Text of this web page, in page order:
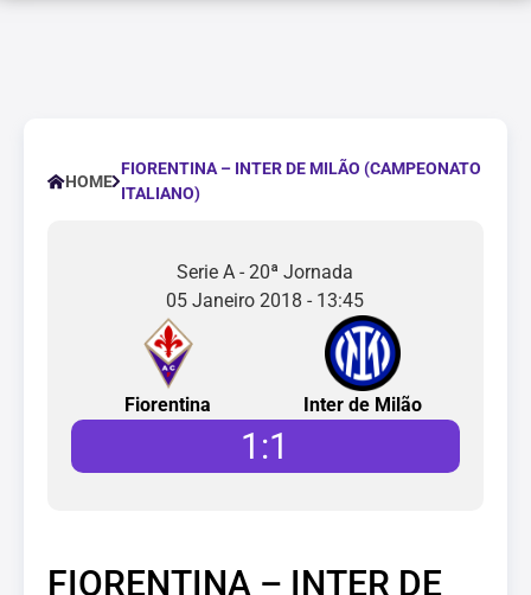
HOME
FIORENTINA – INTER DE MILÃO (CAMPEONATO
ITALIANO)
Serie A - 20ª Jornada
05 Janeiro 2018 - 13:45
Fiorentina Inter de Milão
1 :1
FIORENTINA – INTER DE